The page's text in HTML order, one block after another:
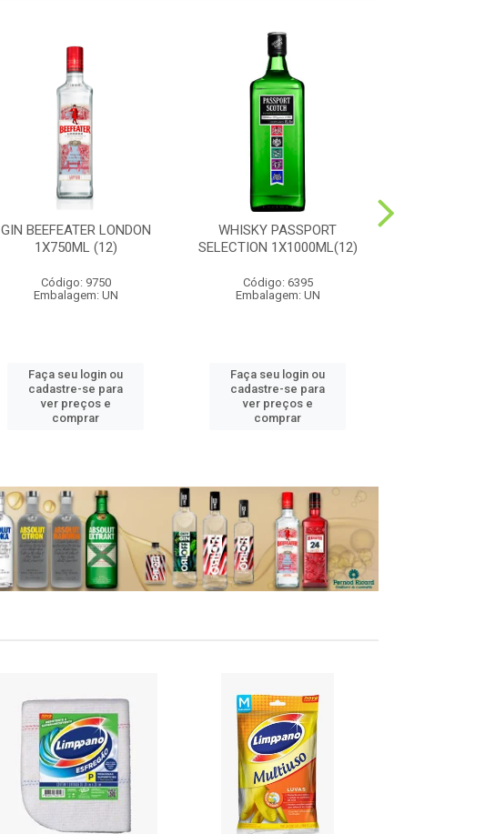
GIN BEEFEATER LONDON
1X750ML (12)
Código: 9750
Embalagem: UN
Faça seu login ou
cadastre-se para
ver preços e
comprar
WHISKY PASSPORT
SELECTION 1X1000ML(12)
Código: 6395
Embalagem: UN
Faça seu login ou
cadastre-se para
ver preços e
comprar